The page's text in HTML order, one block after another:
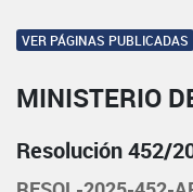
VER PÁGINAS PUBLICADAS
MINISTERIO
Resolución 452/